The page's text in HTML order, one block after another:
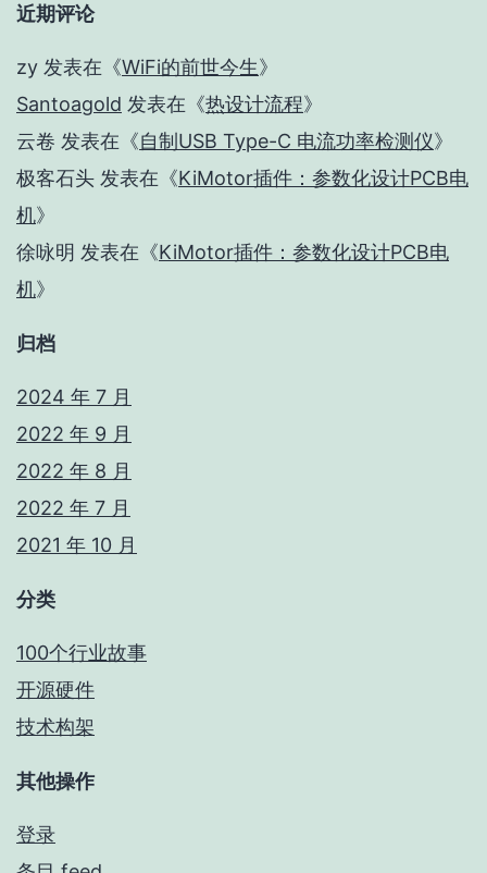
近期评论
zy 发表在《WiFi的前世今生》
Santoagold 发表在《热设计流程》
云卷 发表在《自制USB Type-C 电流功率检测仪》
极客石头 发表在《KiMotor插件：参数化设计PCB电
机》
徐咏明 发表在《KiMotor插件：参数化设计PCB电
机》
归档
2024 年 7 月
2022 年 9 月
2022 年 8 月
2022 年 7 月
2021 年 10 月
分类
100个行业故事
开源硬件
技术构架
其他操作
登录